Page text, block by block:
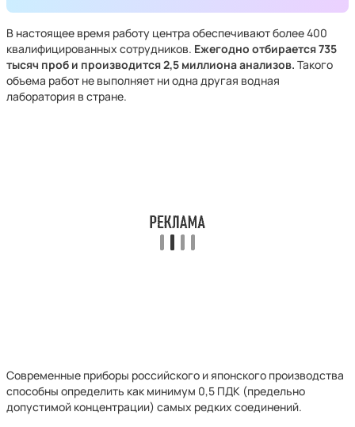
В настоящее время работу центра обеспечивают более 400
квалифицированных сотрудников. Ежегодно отбирается 735
тысяч проб и производится 2,5 миллиона анализов. Такого
объема работ не выполняет ни одна другая водная
лаборатория в стране.
Современные приборы российского и японского производства
способны определить как минимум 0,5 ПДК (предельно
допустимой концентрации) самых редких соединений.